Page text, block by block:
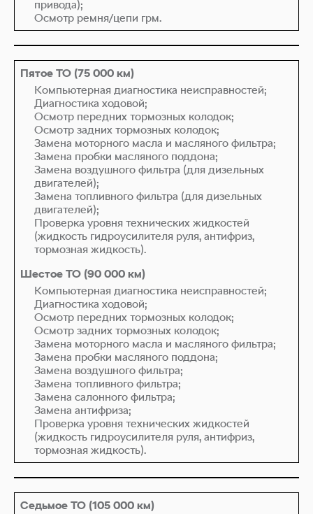
привода);
Осмотр ремня/цепи грм.
Компьютерная диагностика неисправностей;
Диагностика ходовой;
Осмотр передних тормозных колодок;
Осмотр задних тормозных колодок;
Замена моторного масла и масляного фильтра;
Замена пробки масляного поддона;
Замена воздушного фильтра (для дизельных
двигателей);
Замена топливного фильтра (для дизельных
двигателей);
Проверка уровня технических жидкостей
(жидкость гидроусилителя руля, антифриз,
тормозная жидкость).
Компьютерная диагностика неисправностей;
Диагностика ходовой;
Осмотр передних тормозных колодок;
Осмотр задних тормозных колодок;
Замена моторного масла и масляного фильтра;
Замена пробки масляного поддона;
Замена воздушного фильтра;
Замена топливного фильтра;
Замена салонного фильтра;
Замена антифриза;
Проверка уровня технических жидкостей
(жидкость гидроусилителя руля, антифриз,
тормозная жидкость).